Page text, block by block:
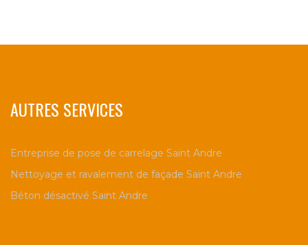
AUTRES SERVICES
Entreprise de pose de carrelage Saint Andre
Nettoyage et ravalement de façade Saint Andre
Béton désactivé Saint Andre